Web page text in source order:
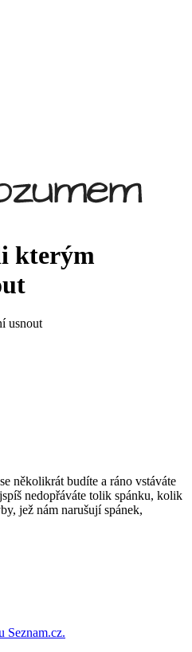
kterým
usnout
několikrát budíte a ráno vstáváte
nedopřáváte tolik spánku, kolik
jež nám narušují spánek,
Seznam.cz.